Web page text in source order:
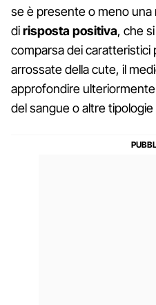
se è presente o meno una
dirisposta positiva, che
comparsa dei
arrossate della cute, il
approfondire
del sangue o altre tipologie